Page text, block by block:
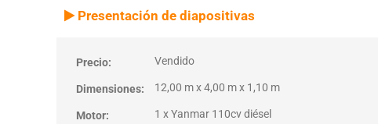
VENDIDO
Vendido
Presentación de diapositivas
Precio: Vendido
Dimensiones: 12,00 m x 4,00 m x 1,10 m
Motor: 1 x Yanmar 110cv diésel